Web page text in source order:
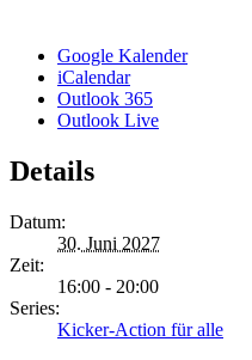
Google Kalender
iCalendar
Outlook 365
Outlook Live
Details
Datum:
30. Juni 2027
Zeit:
16:00 - 20:00
Series:
Kicker-Action für alle